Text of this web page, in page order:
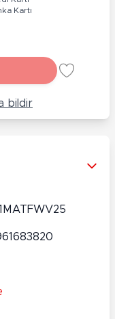
Kartı
bildir